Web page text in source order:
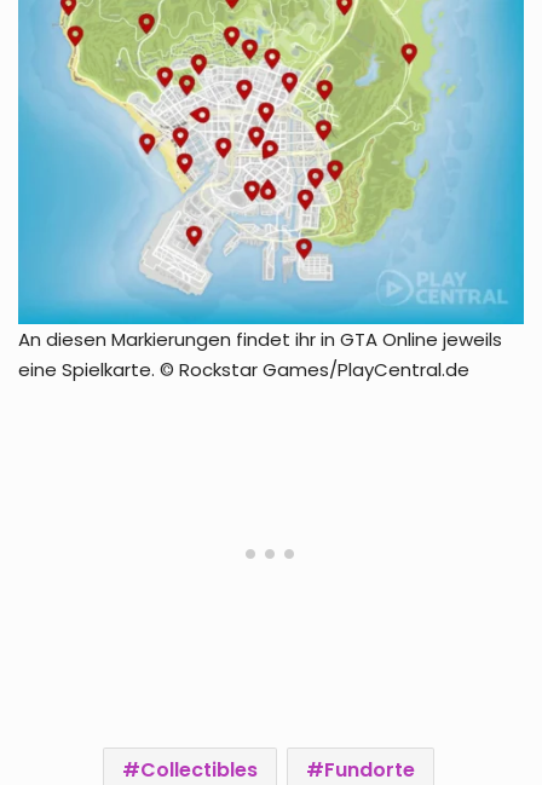
An diesen Markierungen findet ihr in GTA Online jeweils
eine Spielkarte. © Rockstar Games/PlayCentral.de
Collectibles
Fundorte